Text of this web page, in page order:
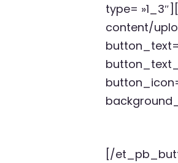
type=
content/
[/